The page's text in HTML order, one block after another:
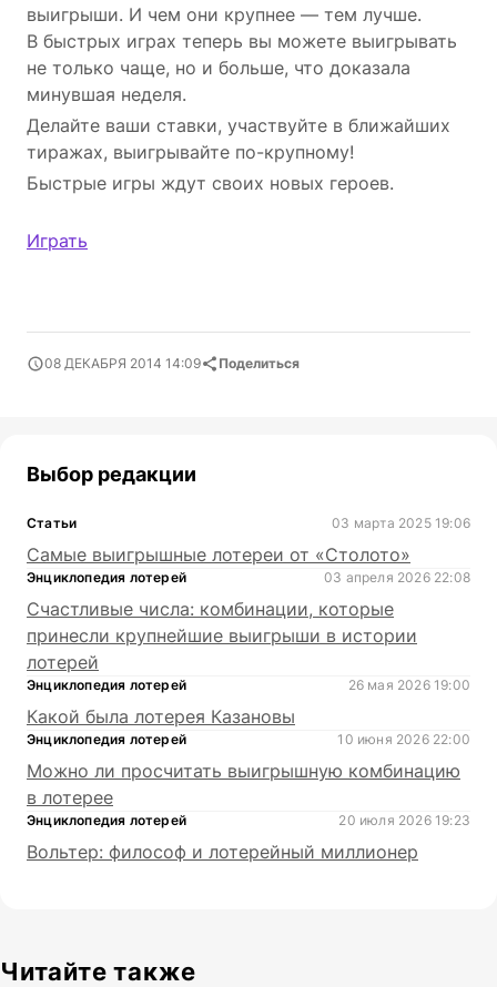
выигрыши. И чем они крупнее — тем лучше.
В быстрых играх теперь вы можете выигрывать
не только чаще, но и больше, что доказала
минувшая неделя.
Делайте ваши ставки, участвуйте в ближайших
тиражах, выигрывайте по-крупному!
Быстрые игры ждут своих новых героев.
Играть
08 ДЕКАБРЯ 2014 14:09 Поделиться
Выбор редакции
Статьи 03 марта 2025 19:06
Самые выигрышные лотереи от «Столото»
Энциклопедия лотерей 03 апреля 2026 22:08
Счастливые числа: комбинации, которые
принесли крупнейшие выигрыши в истории
лотерей
Энциклопедия лотерей 26 мая 2026 19:00
Какой была лотерея Казановы
Энциклопедия лотерей 10 июня 2026 22:00
Можно ли просчитать выигрышную комбинацию
в лотерее
Энциклопедия лотерей 20 июля 2026 19:23
Вольтер: философ и лотерейный миллионер
Читайте также